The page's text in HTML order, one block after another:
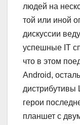
людей на
той или иной
дискуссии
успешные IT
что в этом
Android,
дистрибутивы
герои
планшет с